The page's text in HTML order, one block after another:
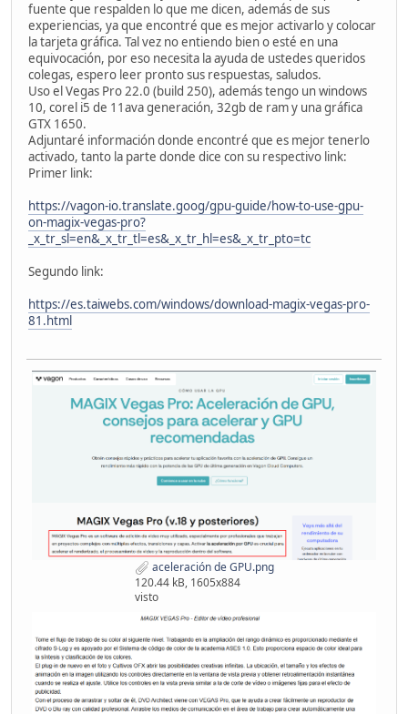
fuente que respalden lo que me dicen, además de sus
experiencias, ya que encontré que es mejor activarlo y colocar
la tarjeta gráfica. Tal vez no entiendo bien o esté en una
equivocación, por eso necesita la ayuda de ustedes queridos
colegas, espero leer pronto sus respuestas, saludos.
Uso el Vegas Pro 22.0 (build 250), además tengo un windows
10, corel i5 de 11ava generación, 32gb de ram y una gráfica
GTX 1650.
Adjuntaré información donde encontré que es mejor tenerlo
activado, tanto la parte donde dice con su respectivo link:
Primer link:
https://vagon-io.translate.goog/gpu-guide/how-to-use-gpu-
on-magix-vegas-pro?
_x_tr_sl=en&_x_tr_tl=es&_x_tr_hl=es&_x_tr_pto=tc
Segundo link:
https://es.taiwebs.com/windows/download-magix-vegas-pro-
81.html
aceleración de GPU.png
120.44 kB, 1605x884
visto